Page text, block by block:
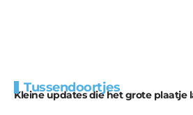
Tussendoortjes
Kleine updates die het grote plaatje
voor kabouters